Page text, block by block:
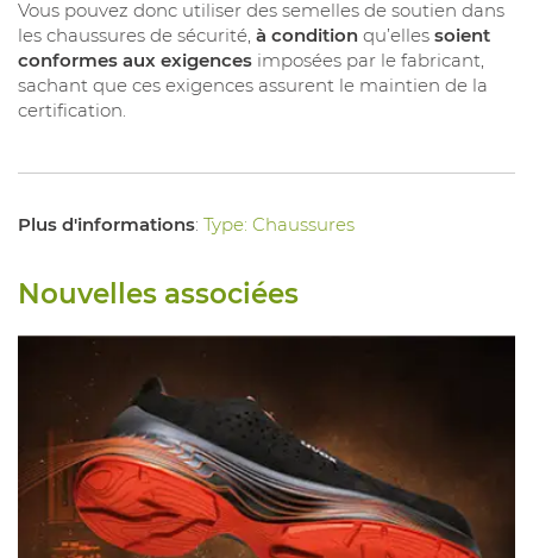
Vous pouvez donc utiliser des semelles de soutien dans
les chaussures de sécurité, à condition qu’elles soient
conformes aux exigences imposées par le fabricant,
sachant que ces exigences assurent le maintien de la
certification.
Plus d'informations: Type: Chaussures
Nouvelles associées